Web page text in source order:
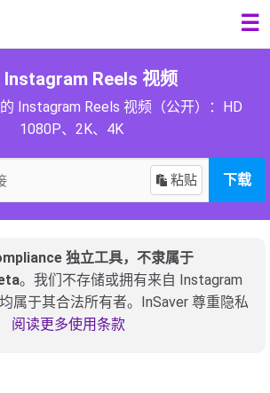
☰
Instagram Reels 视频
Instagram Reels 视频（公开）：HD
1080P、2K、4K
粘贴 下载
独立工具，不隶属于
。我们不存储或拥有来自 Instagram
属于其合法所有者。InSaver 尊重隐私
阅读更多使用条款